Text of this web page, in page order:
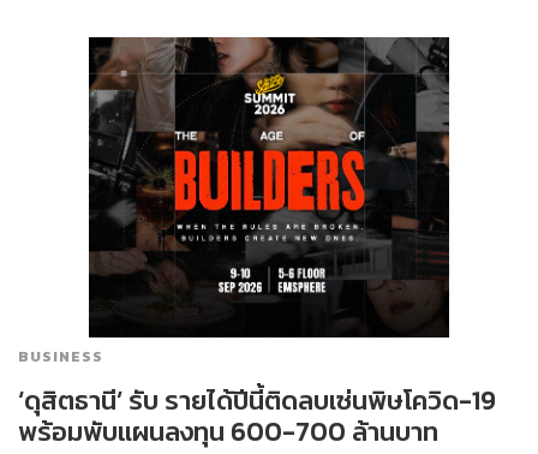
BUSINESS
‘ดุสิตธานี’ รับ รายได้ปีนี้ติดลบเซ่นพิษโควิด-19
พร้อมพับแผนลงทุน 600-700 ล้านบาท